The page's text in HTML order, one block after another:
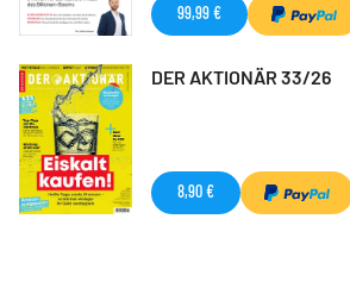
99,99 €
DER AKTIONÄR 33/26
8,90 €